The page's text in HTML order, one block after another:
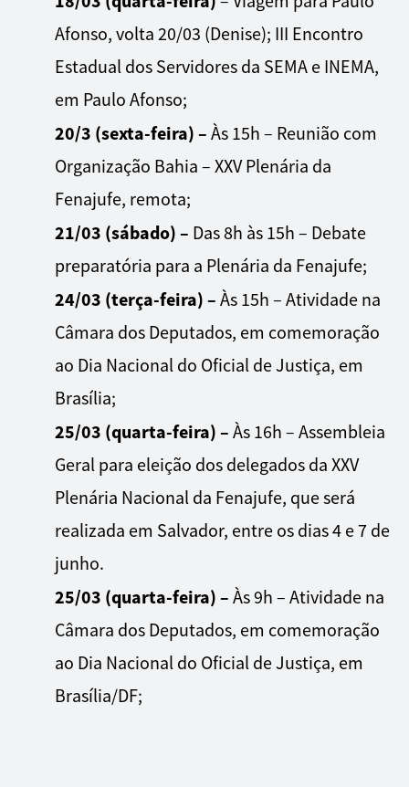
Afonso, volta 20/03 (Denise); III Encontro
Estadual dos Servidores da SEMA e INEMA,
em Paulo Afonso;
20/3 (sexta-feira) – Às 15h – Reunião com
Organização Bahia – XXV Plenária da
Fenajufe, remota;
21/03 (sábado) – Das 8h às 15h – Debate
preparatória para a Plenária da Fenajufe;
24/03 (terça-feira) – Às 15h – Atividade na
Câmara dos Deputados, em comemoração
ao Dia Nacional do Oficial de Justiça, em
Brasília;
25/03 (quarta-feira) – Às 16h – Assembleia
Geral para eleição dos delegados da XXV
Plenária Nacional da Fenajufe, que será
realizada em Salvador, entre os dias 4 e 7 de
junho.
25/03 (quarta-feira) – Às 9h – Atividade na
Câmara dos Deputados, em comemoração
ao Dia Nacional do Oficial de Justiça, em
Brasília/DF;